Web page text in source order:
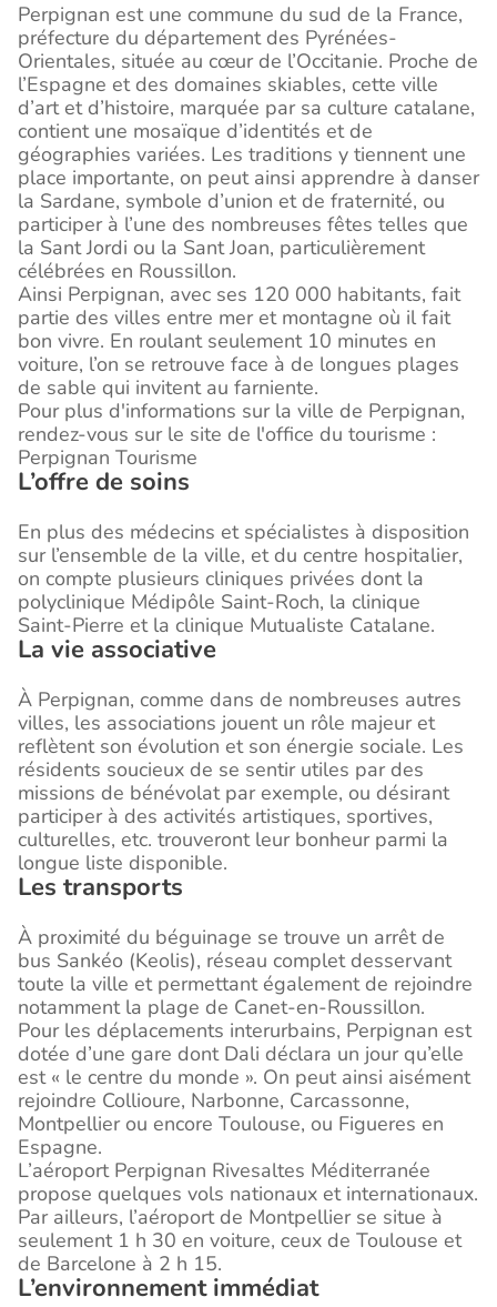
Perpignan est une commune du sud de la France,
préfecture du département des Pyrénées-
Orientales, située au cœur de l’Occitanie. Proche de
l’Espagne et des domaines skiables, cette ville
d’art et d’histoire, marquée par sa culture catalane,
contient une mosaïque d’identités et de
géographies variées. Les traditions y tiennent une
place importante, on peut ainsi apprendre à danser
la Sardane, symbole d’union et de fraternité, ou
participer à l’une des nombreuses fêtes telles que
la Sant Jordi ou la Sant Joan, particulièrement
célébrées en Roussillon.
Ainsi Perpignan, avec ses 120 000 habitants, fait
partie des villes entre mer et montagne où il fait
bon vivre. En roulant seulement 10 minutes en
voiture, l’on se retrouve face à de longues plages
de sable qui invitent au farniente.
Pour plus d'informations sur la ville de Perpignan,
rendez-vous sur le site de l'office du tourisme :
Perpignan Tourisme
L’offre de soins
En plus des médecins et spécialistes à disposition
sur l’ensemble de la ville, et du centre hospitalier,
on compte plusieurs cliniques privées dont la
polyclinique Médipôle Saint-Roch, la clinique
Saint-Pierre et la clinique Mutualiste Catalane.
La vie associative
À Perpignan, comme dans de nombreuses autres
villes, les associations jouent un rôle majeur et
reflètent son évolution et son énergie sociale. Les
résidents soucieux de se sentir utiles par des
missions de bénévolat par exemple, ou désirant
participer à des activités artistiques, sportives,
culturelles, etc. trouveront leur bonheur parmi la
longue liste disponible.
Les transports
À proximité du béguinage se trouve un arrêt de
bus Sankéo (Keolis), réseau complet desservant
toute la ville et permettant également de rejoindre
notamment la plage de Canet-en-Roussillon.
Pour les déplacements interurbains, Perpignan est
dotée d’une gare dont Dali déclara un jour qu’elle
est « le centre du monde ». On peut ainsi aisément
rejoindre Collioure, Narbonne, Carcassonne,
Montpellier ou encore Toulouse, ou Figueres en
Espagne.
L’aéroport Perpignan Rivesaltes Méditerranée
propose quelques vols nationaux et internationaux.
Par ailleurs, l’aéroport de Montpellier se situe à
seulement 1 h 30 en voiture, ceux de Toulouse et
de Barcelone à 2 h 15.
L’environnement immédiat